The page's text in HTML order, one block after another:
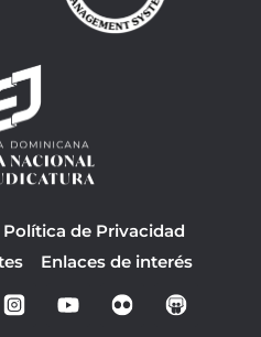
Política de Privacidad
Enlaces de interés
o